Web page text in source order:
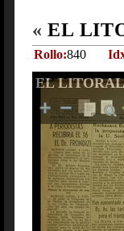
« EL
Rollo:840
EL